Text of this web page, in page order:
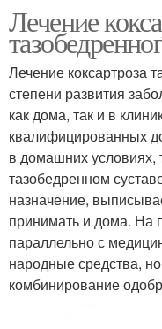
Лечение
Лечение коксартроза
степени развития
как дома, так и в
квалифицированных
в домашних условиях,
тазобедренном
назначение,
принимать и дома. На
параллельно с
народные средства,
комбинирование